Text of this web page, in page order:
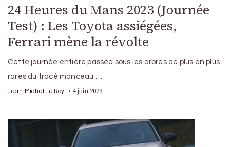
24 Heures du Mans 2023 (Journée
Test) : Les Toyota assiégées,
Ferrari mène la révolte
Cette journée entière passée sous les arbres de plus en plus
rares du tracé manceau …
Jean-Michel Le Roy 4 juin 2023